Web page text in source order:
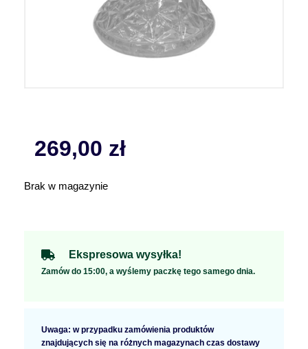
269,00 zł
Brak w magazynie
Ekspresowa wysyłka!
Zamów do 15:00, a wyślemy paczkę tego samego dnia.
Uwaga: w przypadku zamówienia produktów
znajdujących się na różnych magazynach czas dostawy